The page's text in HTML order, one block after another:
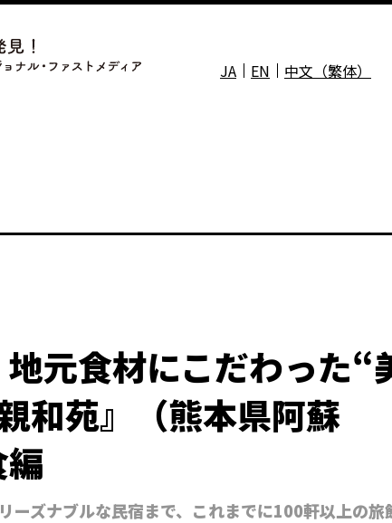
JA EN 中文（繁体）
元食材にこだわった“
和苑』（熊本県阿蘇
ーズナブルな民宿まで、これまでに100軒以上の旅